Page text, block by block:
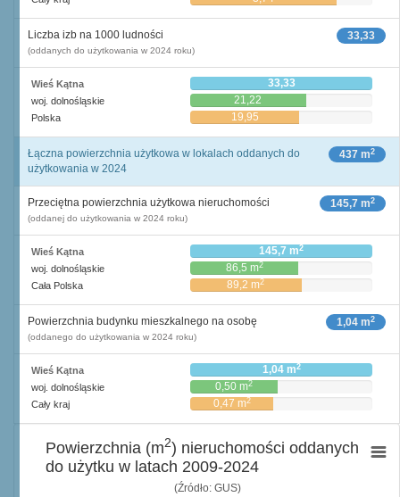
33,33
Liczba izb na 1000 ludności
(oddanych do użytkowania w 2024 roku)
Wieś Kątna 33,33
woj. dolnośląskie 21,22
Polska 19,95
437 m2
Łączna powierzchnia użytkowa w lokalach oddanych do
użytkowania w 2024
145,7 m2
Przeciętna powierzchnia użytkowa nieruchomości
(oddanej do użytkowania w 2024 roku)
Wieś Kątna 145,7 m2
woj. dolnośląskie 86,5 m2
Cała Polska 89,2 m2
1,04 m2
Powierzchnia budynku mieszkalnego na osobę
(oddanego do użytkowania w 2024 roku)
Wieś Kątna 1,04 m2
woj. dolnośląskie 0,50 m2
Cały kraj 0,47 m2
(Źródło: GUS)
Powierzchnia (m2) nieruchomości oddanych
do użytku w latach 2009-2024